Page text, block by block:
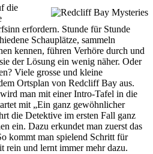
die
erfordern. Stunde für Stunde
Schauplätze, sammeln
kennen, führen Verhöre durch und
der Lösung ein wenig näher. Oder
Viele grosse und kleine
Ortsplan von Redcliff Bay aus.
man mit einer Intro-Tafel in die
mit „Ein ganz gewöhnlicher
die Detektive im ersten Fall ganz
ein. Dazu erkundet man zuerst das
kommt man spielend Schritt für
rein und lernt immer mehr dazu.